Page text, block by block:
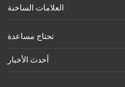
العلامات الساخنة
تحتاج مساعدة
أحدث الأخبار